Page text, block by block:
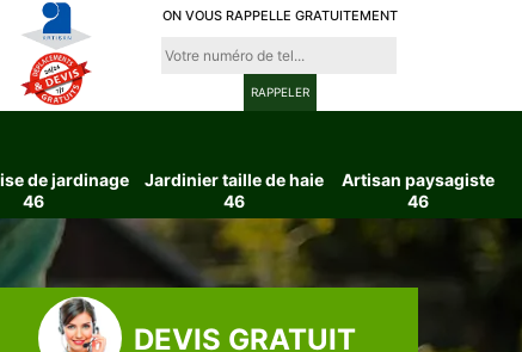
ON VOUS RAPPELLE GRATUITEMENT
de jardinage
46
Jardinier taille de haie
46
Artisan paysagiste
46
DEVIS GRATUIT